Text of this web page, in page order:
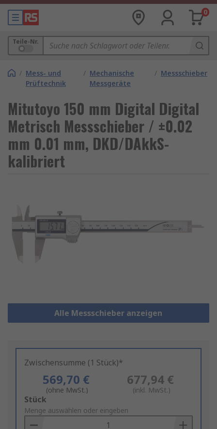
0
Teile-Nr.
/ Mess- und
Prüftechnik
/ Mechanische
Messgeräte
/ Messschieber
Mitutoyo 150 mm Digital Digital
Metrisch Messschieber / ±0.02
mm 0.01 mm, DKD/DAkkS-
kalibriert
Alle Messschieber anzeigen
Zwischensumme (1 Stück)*
569,70 €
(ohne MwSt.)
677,94 €
(inkl. MwSt.)
Add
to
Basket
Stück
Menge auswählen oder eingeben